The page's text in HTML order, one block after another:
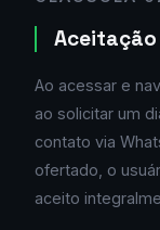
Ao acessar e
ao solicitar um
contato via
ofertado, o
aceito